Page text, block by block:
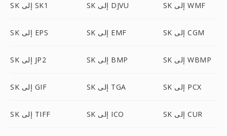
SK إلى SK1 SK إلى DJVU SK إلى WMF
SK إلى EPS SK إلى EMF SK إلى CGM
SK إلى JP2 SK إلى BMP SK إلى WBMP
SK إلى GIF SK إلى TGA SK إلى PCX
SK إلى TIFF SK إلى ICO SK إلى CUR